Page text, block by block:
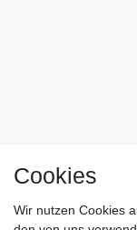
Cookies
Wir nutzen Cookies